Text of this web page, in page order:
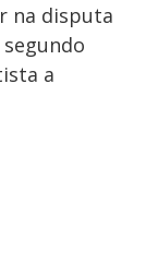
na disputa
a